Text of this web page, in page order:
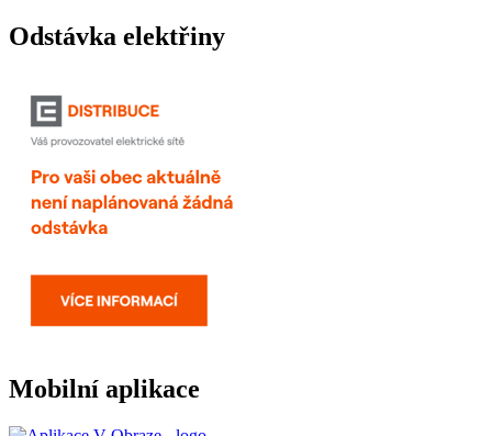
Odstávka elektřiny
Mobilní aplikace